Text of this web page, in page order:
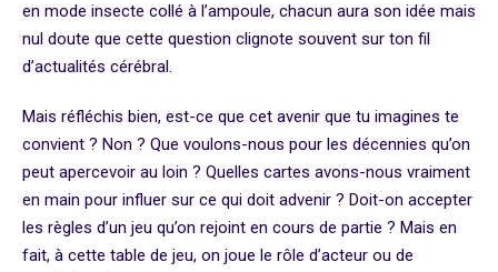
en mode insecte collé à l’ampoule, chacun aura son idée mais
nul doute que cette question clignote souvent sur ton fil
d’actualités cérébral.
Mais réfléchis bien, est-ce que cet avenir que tu imagines te
convient ? Non ? Que voulons-nous pour les décennies qu’on
peut apercevoir au loin ? Quelles cartes avons-nous vraiment
en main pour influer sur ce qui doit advenir ? Doit-on accepter
les règles d’un jeu qu’on rejoint en cours de partie ? Mais en
fait, à cette table de jeu, on joue le rôle d’acteur ou de